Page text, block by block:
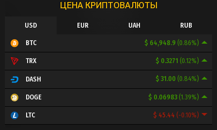
ЦЕНА КРИПТОВАЛЮТЫ
USD EUR UAH RUB
$ 64,948.9 (0.86%)
BTC
$ 0.3271 (0.12%)
TRX
$ 31.00 (0.84%)
DASH
$ 0.06983(1.39%)
DOGE
$ 45.44 (-0.10%)
LTC